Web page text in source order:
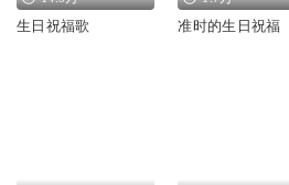
生日祝福歌 准时的生日祝福